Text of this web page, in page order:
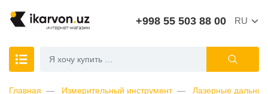
+998 55 503 88 00 RU
Главная Измерительный инструмент Лазерные